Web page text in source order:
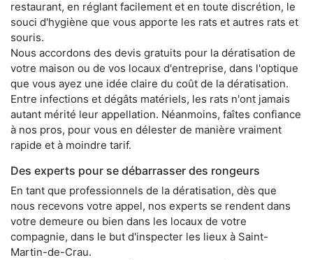
restaurant, en réglant facilement et en toute discrétion, le
souci d'hygiène que vous apporte les rats et autres rats et
souris.
Nous accordons des devis gratuits pour la dératisation de
votre maison ou de vos locaux d'entreprise, dans l'optique
que vous ayez une idée claire du coût de la dératisation.
Entre infections et dégâts matériels, les rats n'ont jamais
autant mérité leur appellation. Néanmoins, faîtes confiance
à nos pros, pour vous en délester de manière vraiment
rapide et à moindre tarif.
Des experts pour se débarrasser des rongeurs
En tant que professionnels de la dératisation, dès que
nous recevons votre appel, nos experts se rendent dans
votre demeure ou bien dans les locaux de votre
compagnie, dans le but d'inspecter les lieux à Saint-
Martin-de-Crau.